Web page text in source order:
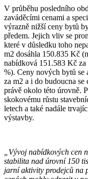
V průběhu posledního
zaváděcími cenami a
výrazně nižší ceny bytů
předem. Jejich vliv se
které v důsledku toho
m2 dosáhla 150.835 Kč
nabídková 151.583 Kč
%). Ceny nových bytů se
za m2 a i do budoucna se
právě okolo této úrovně.
skokovému růstu
letech a také nadále
výstavby.
„Vývoj nabídkových cen
stabilita nad úrovní 150
jarní aktivity prodejců na